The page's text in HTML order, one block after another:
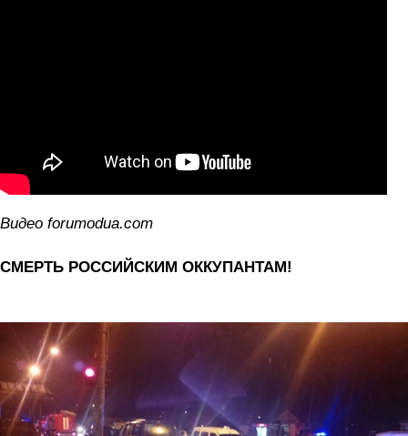
Видео forumodua.com
СМЕРТЬ РОССИЙСКИМ ОККУПАНТАМ!